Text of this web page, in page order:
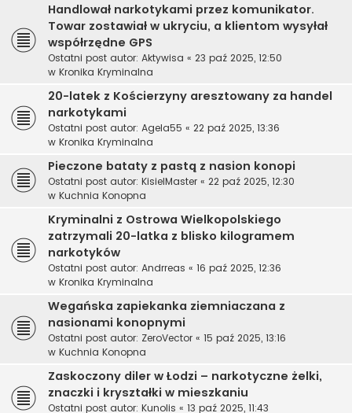
Handlował narkotykami przez komunikator.
Towar zostawiał w ukryciu, a klientom wysyłał
współrzędne GPS
Ostatni post autor: Aktywisa « 23 paź 2025, 12:50
w Kronika Kryminalna
20-latek z Kościerzyny aresztowany za handel
narkotykami
Ostatni post autor: Agela55 « 22 paź 2025, 13:36
w Kronika Kryminalna
Pieczone bataty z pastą z nasion konopi
Ostatni post autor: KisielMaster « 22 paź 2025, 12:30
w Kuchnia Konopna
Kryminalni z Ostrowa Wielkopolskiego
zatrzymali 20-latka z blisko kilogramem
narkotyków
Ostatni post autor: Andrreas « 16 paź 2025, 12:36
w Kronika Kryminalna
Wegańska zapiekanka ziemniaczana z
nasionami konopnymi
Ostatni post autor: ZeroVector « 15 paź 2025, 13:16
w Kuchnia Konopna
Zaskoczony diler w Łodzi – narkotyczne żelki,
znaczki i kryształki w mieszkaniu
Ostatni post autor: Kunolis « 13 paź 2025, 11:43